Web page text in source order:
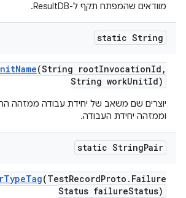
מוודאים שהמפתח תקף ל-ResultDB.
static String
Name(String rootInvocationId ,
String workUnitId)
יוצרים שם משאב של יחידת עבודה ממזהה
וממזהה יחידת העבודה.
static StringPair
TypeTag(TestRecordProto . Failure
Status failureStatus)